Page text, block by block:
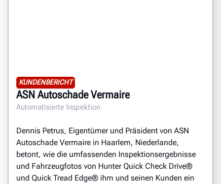
KUNDENBERICHT
ASN Autoschade Vermaire
Automatisierte Inspektion
Dennis Petrus, Eigentümer und Präsident von ASN
Autoschade Vermaire in Haarlem, Niederlande,
betont, wie die umfassenden Inspektionsergebnisse
und Fahrzeugfotos von Hunter Quick Check Drive®
und Quick Tread Edge® ihm und seinen Kunden ein